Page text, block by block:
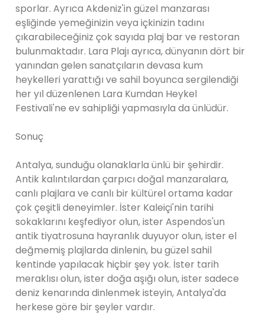
sporlar. Ayrıca Akdeniz'in güzel manzarası
eşliğinde yemeğinizin veya içkinizin tadını
çıkarabileceğiniz çok sayıda plaj bar ve restoran
bulunmaktadır. Lara Plajı ayrıca, dünyanın dört bir
yanından gelen sanatçıların devasa kum
heykelleri yarattığı ve sahil boyunca sergilendiği
her yıl düzenlenen Lara Kumdan Heykel
Festivali'ne ev sahipliği yapmasıyla da ünlüdür.
Sonuç
Antalya, sunduğu olanaklarla ünlü bir şehirdir.
Antik kalıntılardan çarpıcı doğal manzaralara,
canlı plajlara ve canlı bir kültürel ortama kadar
çok çeşitli deneyimler. İster Kaleiçi'nin tarihi
sokaklarını keşfediyor olun, ister Aspendos'un
antik tiyatrosuna hayranlık duyuyor olun, ister el
değmemiş plajlarda dinlenin, bu güzel sahil
kentinde yapılacak hiçbir şey yok. İster tarih
meraklısı olun, ister doğa aşığı olun, ister sadece
deniz kenarında dinlenmek isteyin, Antalya'da
herkese göre bir şeyler vardır.